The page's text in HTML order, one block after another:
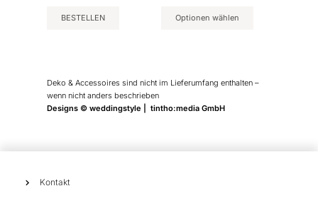
BESTELLEN Optionen wählen
gewählt
Deko & Accessoires sind nicht im Lieferumfang enthalten –
wenn nicht anders beschrieben
Designs © weddingstyle | tintho:media GmbH
Kontakt